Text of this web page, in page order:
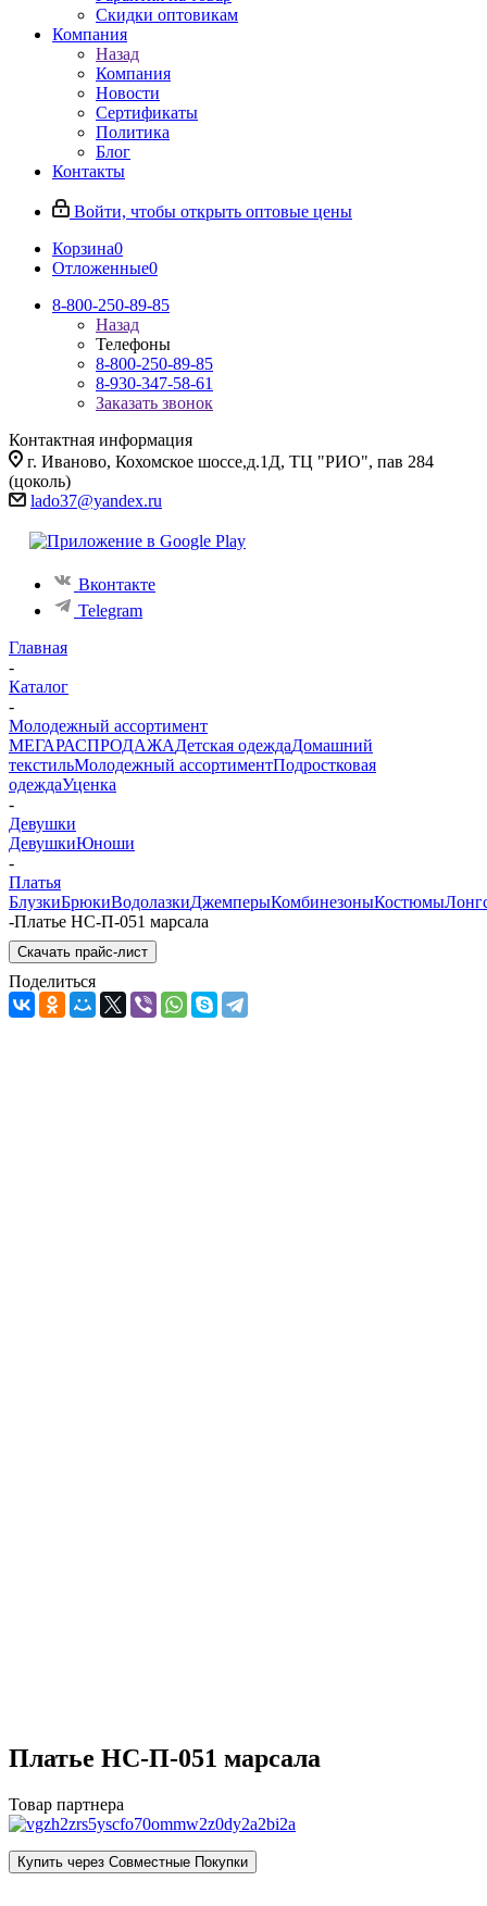
Скидки оптовикам
Компания
Назад
Компания
Новости
Сертификаты
Политика
Блог
Контакты
Войти, чтобы открыть оптовые цены
Корзина0
Отложенные0
8-800-250-89-85
Назад
Телефоны
8-800-250-89-85
8-930-347-58-61
Заказать звонок
Контактная информация
г. Иваново, Кохомское шоссе,д.1Д, ТЦ "РИО", пав 284
(цоколь)
lado37@yandex.ru
Вконтакте
Telegram
Главная
-
Каталог
-
Молодежный ассортимент
МЕГАРАСПРОДАЖАДетская одеждаДомашний
текстильМолодежный ассортиментПодростковая
одеждаУценка
-
Девушки
ДевушкиЮноши
-
Платья
БлузкиБрюкиВодолазкиДжемперыКомбинезоныКостюмы
-Платье НС-П-051 марсала
Скачать прайс-лист
Поделиться
Платье НС-П-051 марсала
Товар партнера
Купить через Совместные Покупки